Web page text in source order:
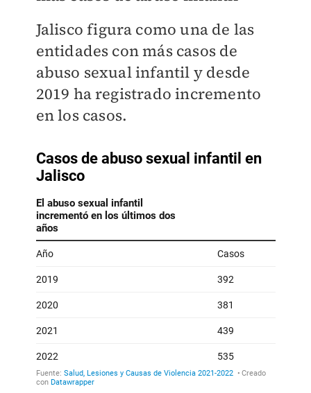
Jalisco figura como una de las
entidades con más casos de
abuso sexual infantil y desde
2019 ha registrado incremento
en los casos.